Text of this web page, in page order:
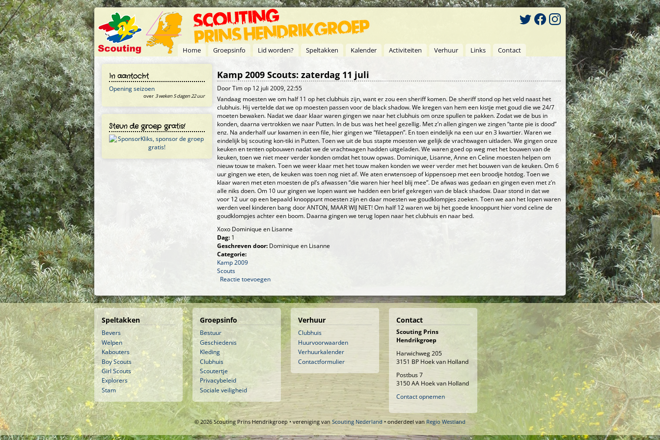
Overslaan en naar de inhoud gaan
Home Groepsinfo Lid worden? Speltakken Kalender Activiteiten Verhuur Links Contact
In aantocht
Opening seizoen
over 3 weken 5 dagen 22 uur
Steun de groep gratis!
Kamp 2009 Scouts: zaterdag 11 juli
DoorTimop 12 juli 2009, 22:55
Vandaag moesten we om half 11 op het clubhuis zijn, want er zou een sheriff komen. De sheriff stond op het veld naast het
clubhuis. Hij vertelde dat we op moesten passen voor de black shadow. We kregen van hem een kistje met goud die we 24/7
moeten bewaken. Nadat we daar klaar waren gingen we naar het clubhuis om onze spullen te pakken. Zodat we de bus in
konden, daarna vertrokken we naar Putten. In de bus was het heel gezellig. Met z’n allen gingen we zingen “tante pie is dood”
enz. Na anderhalf uur kwamen in een file, hier gingen we “filetappen”. En toen eindelijk na een uur en 3 kwartier. Waren we
eindelijk bij scouting kon-tiki in Putten. Toen we uit de bus stapte moesten we gelijk de vrachtwagen uitladen. We gingen onze
keuken en tenten opbouwen nadat we de vrachtwagen hadden uitgeladen. We waren goed op weg met het bouwen van de
keuken, toen we niet meer verder konden omdat het touw opwas. Dominique, Lisanne, Anne en Celine moesten helpen om
nieuw touw te maken. Toen we weer klaar met het touw maken konden we weer verder met het bouwen van de keuken. Om 6
uur gingen we eten, de keuken was toen nog niet af. We aten erwtensoep of kippensoep met een broodje hotdog. Toen we
klaar waren met eten moesten de pl’s afwassen “die waren hier heel blij mee”. De afwas was gedaan en gingen even met z’n
alle niks doen. Om 10 uur gingen we lopen want we hadden een brief gekregen van de black shadow. Daar stond in dat we
voor 12 uur op een bepaald knooppunt moesten zijn en daar moesten we goudklompjes zoeken. Toen we aan het lopen waren
werden veel kinderen bang door ANTON, MAAR WIJ NIET! Om half 12 waren we bij het goede knooppunt hier vond celine de
goudklompjes achter een boom. Daarna gingen we terug lopen naar het clubhuis en naar bed.
Xoxo Dominique en Lisanne
Dag: 1
Geschreven door: Dominique en Lisanne
Categorie:
Kamp 2009
Scouts
Reactie toevoegen
Speltakken
Bevers
Welpen
Kabouters
Boy Scouts
Girl Scouts
Explorers
Stam
Groepsinfo
Bestuur
Geschiedenis
Kleding
Clubhuis
Scoutertje
Privacybeleid
Sociale veiligheid
Verhuur
Clubhuis
Huurvoorwaarden
Verhuurkalender
Contactformulier
Contact
Scouting Prins
Hendrikgroep
Harwichweg 205
3151 BP Hoek van Holland
Postbus 7
3150 AA Hoek van Holland
Contact opnemen
© 2026 Scouting Prins Hendrikgroep • vereniging van Scouting Nederland • onderdeel van Regio Westland